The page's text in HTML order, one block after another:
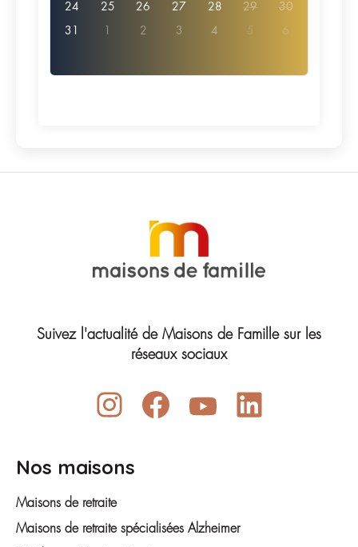
24 25 26 27 28 29 30
31 2 3 4 5 6
Suivez l'actualité de Maisons de Famille sur les
réseaux sociaux
Nos maisons
Maisons de retraite
Maisons de retraite spécialisées Alzheimer